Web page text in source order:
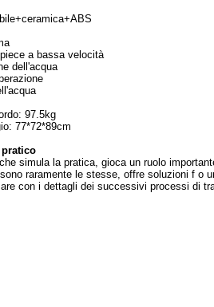
a bassa velocità
dell'acqua
97.5kg
77*72*89cm
simula la pratica, gioca un ruolo
raramente le stesse, offre soluzioni f o
con i dettagli dei successivi processi di